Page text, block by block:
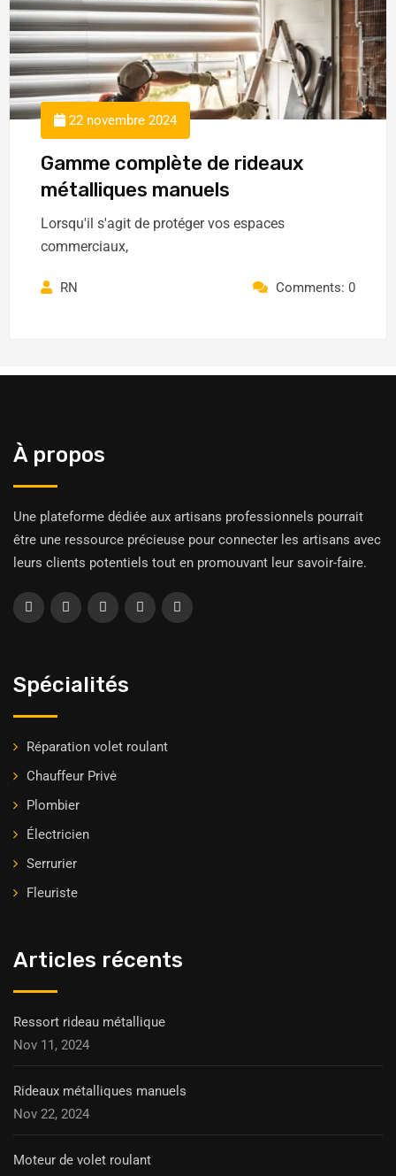
22 novembre 2024
Gamme complète de rideaux
métalliques manuels
Lorsqu'il s'agit de protéger vos espaces
commerciaux,
RN Comments: 0
À propos
Une plateforme dédiée aux artisans professionnels pourrait
être une ressource précieuse pour connecter les artisans avec
leurs clients potentiels tout en promouvant leur savoir-faire.
Spécialités
Réparation volet roulant
Chauffeur Privė
Plombier
Électricien
Serrurier
Fleuriste
Articles récents
Ressort rideau métallique
Nov 11, 2024
Rideaux métalliques manuels
Nov 22, 2024
Moteur de volet roulant